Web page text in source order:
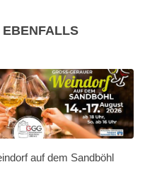
auf dem Sandböhl